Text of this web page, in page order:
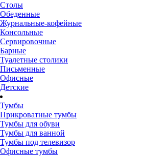
Столы
Обеденные
Журнальные-кофейные
Консольные
Сервировочные
Барные
Туалетные столики
Письменные
Офисные
Детские
Тумбы
Прикроватные тумбы
Тумбы для обуви
Тумбы для ванной
Тумбы под телевизор
Офисные тумбы